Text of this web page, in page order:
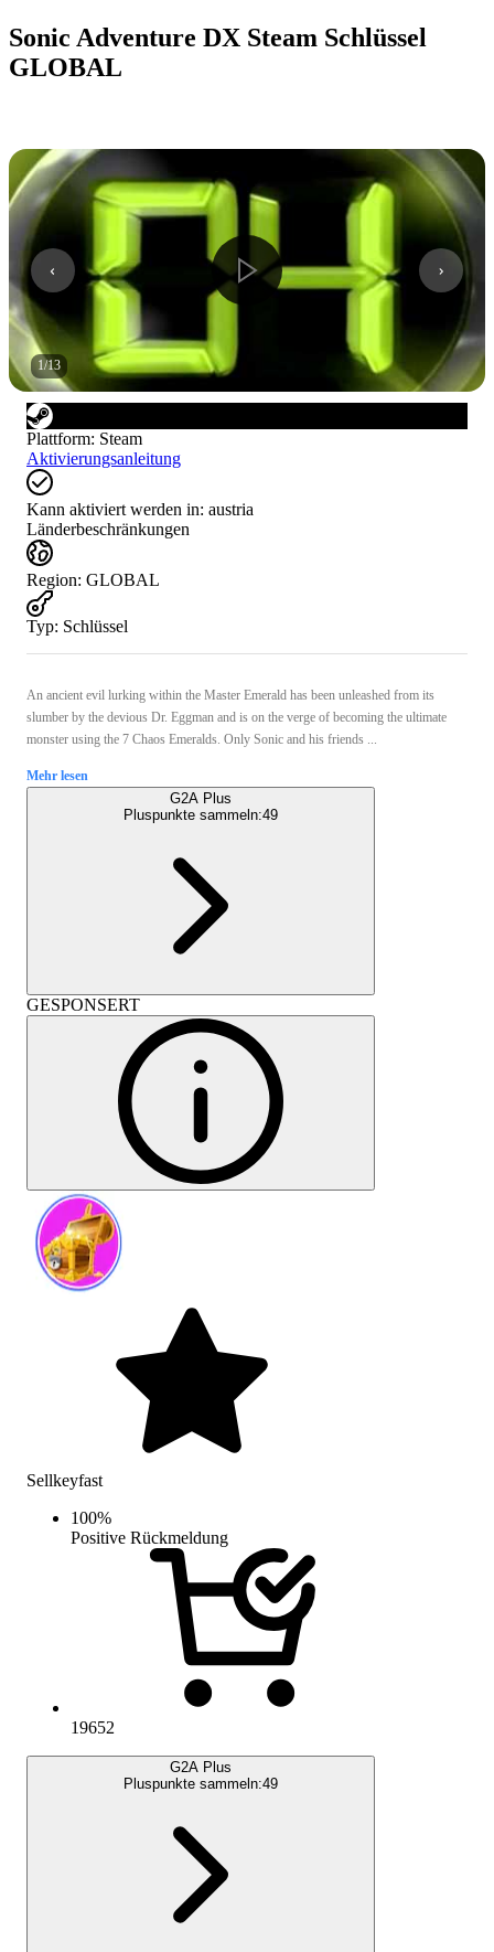
Sonic Adventure DX Steam Schlüssel
GLOBAL
1/13
Plattform: Steam
Aktivierungsanleitung
Kann aktiviert werden in: austria
Länderbeschränkungen
Region: GLOBAL
Typ: Schlüssel
An ancient evil lurking within the Master Emerald has been unleashed from its
slumber by the devious Dr. Eggman and is on the verge of becoming the ultimate
monster using the 7 Chaos Emeralds. Only Sonic and his friends ...
Mehr lesen
G2A Plus
Pluspunkte sammeln:49
GESPONSERT
Sellkeyfast
100%
Positive Rückmeldung
19652
G2A Plus
Pluspunkte sammeln:49